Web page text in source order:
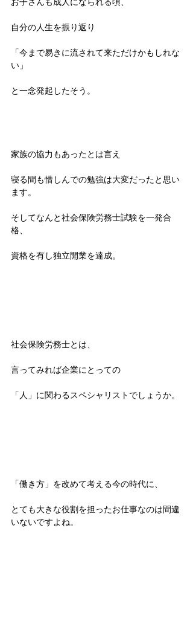
自分の人生を振り返り
「今まで易きに流されて来ただけかもしれな
い」
と一念発起したそう。
家族の協力もあったとは言え
寝る間も惜しんでの勉強は大変だったと思い
ます。
そしてなんと社会保険労務士試験を一発合
格、
資格を有し独立開業を達成。
社会保険労務士とは、
言ってみれば企業にとっての
「人」に関わるスペシャリストでしょうか。
「働き方」を改めて考える今の時代に、
とても大きな役割を担ったお仕事なのは間違
いないですよね。